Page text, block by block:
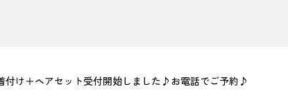
付け＋ヘアセット受付開始しました♪お電話でご予約♪